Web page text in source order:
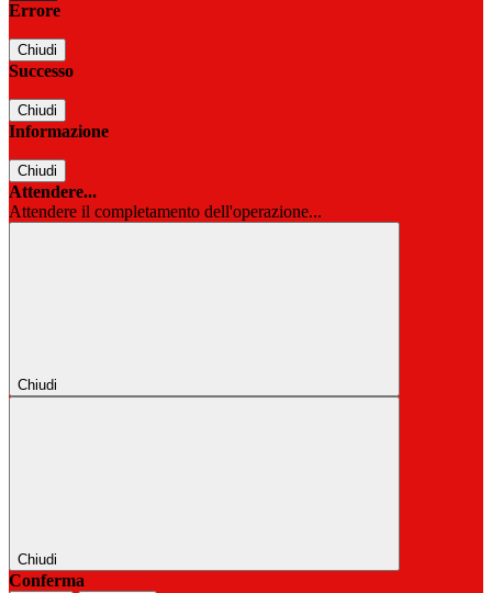
Errore
Chiudi
Successo
Chiudi
Informazione
Chiudi
Attendere...
Attendere il completamento dell'operazione...
Chiudi
Chiudi
Conferma